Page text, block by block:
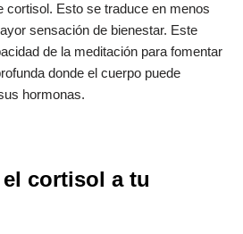
cortisol. Esto se traduce en menos
sensación de bienestar. Este
de la meditación para fomentar
donde el cuerpo puede
hormonas.
cortisol a tu